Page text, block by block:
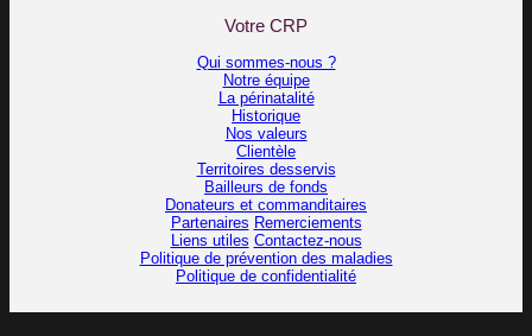
Votre CRP
Qui sommes-nous ?
Notre équipe
La périnatalité
Historique
Nos valeurs
Clientèle
Territoires desservis
Bailleurs de fonds
Donateurs et commanditaires
Partenaires Remerciements
Liens utiles Contactez-nous
Politique de prévention des maladies
Politique de confidentialité